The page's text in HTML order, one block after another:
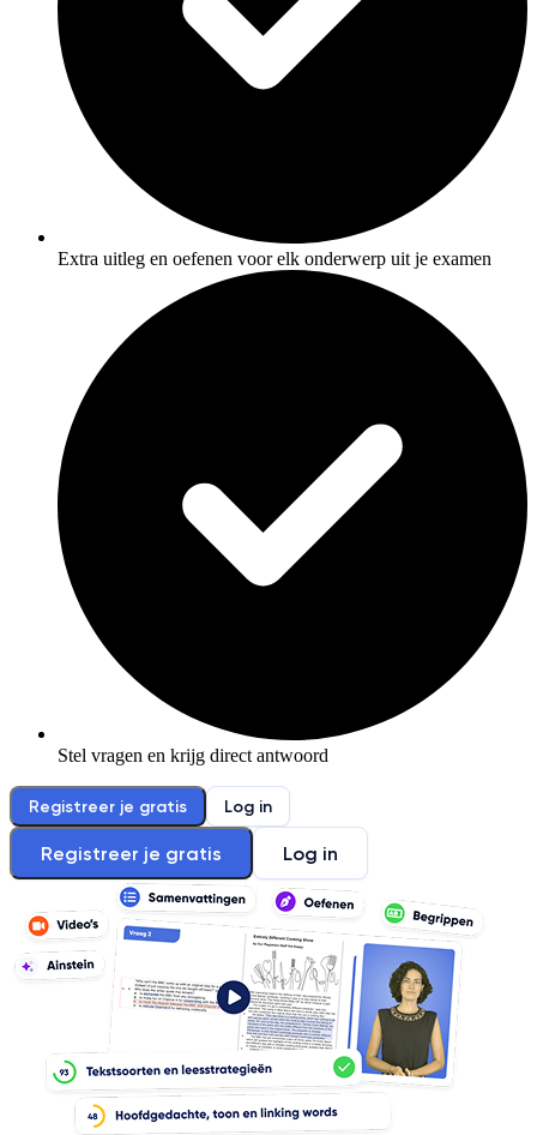
Extra uitleg en oefenen voor elk onderwerp uit je examen
Stel vragen en krijg direct antwoord
Registreer je gratis Log in
Registreer je gratis Log in